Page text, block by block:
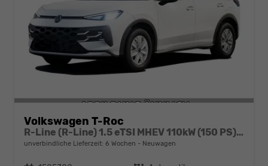
Volkswagen T-Roc
R-Line (R-Line) 1.5 eTSI MHEV 110kW (150 PS) 7-Gang-DSG
unverbindliche Lieferzeit: 6 Wochen Neuwagen